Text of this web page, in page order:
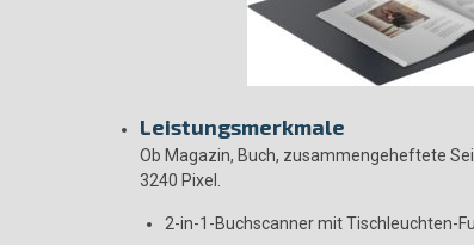
Leistungsmerkmale
Ob Magazin, Buch, zusammengeheftete
3240 Pixel.
2-in-1-Buchscanner mit Tischleuchten-